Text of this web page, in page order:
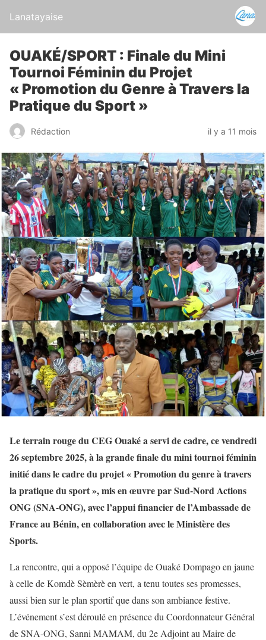
Lanatayaise
OUAKÉ/SPORT : Finale du Mini
Tournoi Féminin du Projet
« Promotion du Genre à Travers la
Pratique du Sport »
Rédaction il y a 11 mois
Le terrain rouge du CEG Ouaké a servi de cadre, ce vendredi
26 septembre 2025, à la grande finale du mini tournoi féminin
initié dans le cadre du projet « Promotion du genre à travers
la pratique du sport », mis en œuvre par Sud-Nord Actions
ONG (SNA-ONG), avec l’appui financier de l’Ambassade de
France au Bénin, en collaboration avec le Ministère des
Sports.
La rencontre, qui a opposé l’équipe de Ouaké Dompago en jaune
à celle de Komdè Sèmèrè en vert, a tenu toutes ses promesses,
aussi bien sur le plan sportif que dans son ambiance festive.
L’événement s’est déroulé en présence du Coordonnateur Général
de SNA-ONG, Sanni MAMAM, du 2e Adjoint au Maire de